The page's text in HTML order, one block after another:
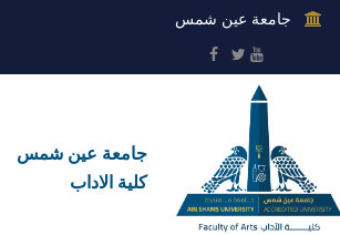
جامعة عين شمس
جامعة عين شمس
كلية الاداب